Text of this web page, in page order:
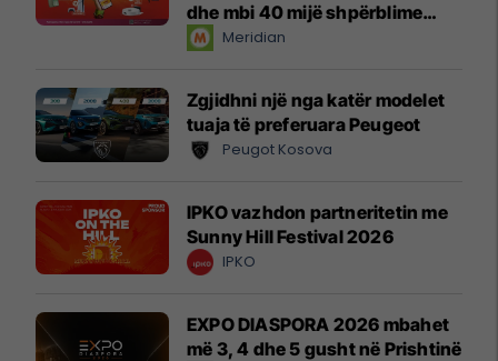
dhe mbi 40 mijë shpërblime
instant!Meridian
Zgjidhni një nga katër modelet
tuaja të preferuara Peugeot
Peugot Kosova
IPKO vazhdon partneritetin me
Sunny Hill Festival 2026
IPKO
EXPO DIASPORA 2026 mbahet
më 3, 4 dhe 5 gusht në Prishtinë